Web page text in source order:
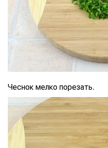
Чеснок мелко порезать.